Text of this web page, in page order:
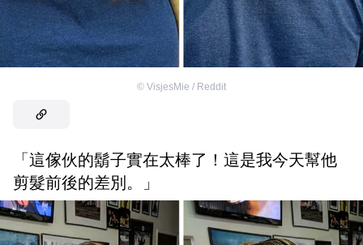
© VisjesMie / Reddit
「這傢伙的鬍子實在太棒了！這是我今天幫他
剪髮前後的差別。」